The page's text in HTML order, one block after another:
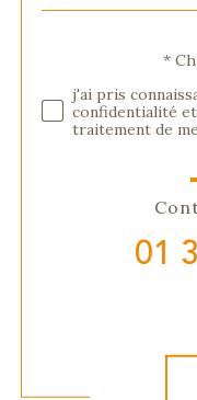
défaut
Validation
*
j'ai pris
confidentialité
traitement de
01